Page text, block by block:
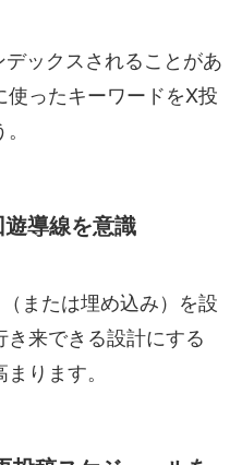
ックスされることがあ
使ったキーワードをX投
導線を意識
または埋め込み）を設
来できる設計にする
ります。